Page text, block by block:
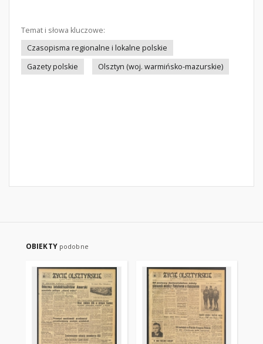
Temat i słowa kluczowe:
Czasopisma regionalne i lokalne polskie
Gazety polskie
Olsztyn (woj. warmińsko-mazurskie)
OBIEKTY podobne